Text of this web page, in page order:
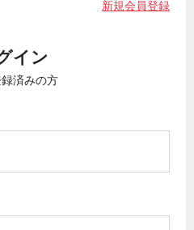
新規会員登録
イン
済みの方